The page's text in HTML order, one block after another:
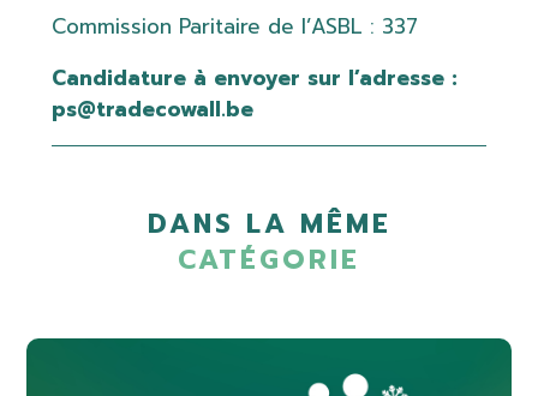
Commission Paritaire de l’ASBL : 337
Candidature à envoyer sur l’adresse :
ps@tradecowall.be
DANS LA MÊME
CATÉGORIE